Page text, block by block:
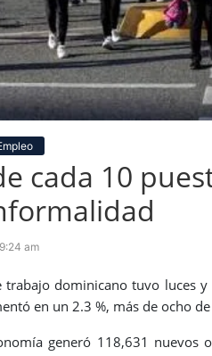
cada 10
am
trabajo dominicano tuvo luces
en un 2.3 %, más de ocho
generó 118,631 nuevos